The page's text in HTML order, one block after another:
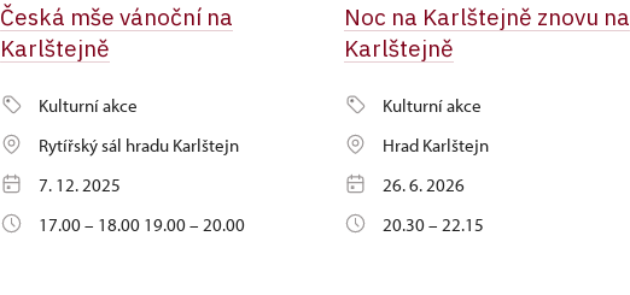
Česká mše vánoční na
Karlštejně
Kulturní akce
Rytířský sál hradu Karlštejn
7. 12. 2025
17.00 – 18.00 19.00 – 20.00
Noc na Karlštejně znovu na
Karlštejně
Kulturní akce
Hrad Karlštejn
26. 6. 2026
20.30 – 22.15